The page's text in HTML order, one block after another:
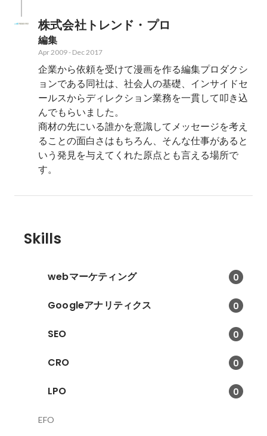
株式会社トレンド・プロ
編集
Apr 2009- Dec 2017
企業から依頼を受けて漫画を作る編集プロダクシ
ョンである同社は、社会人の基礎、インサイドセ
ールスからディレクション業務を一貫して叩き込
んでもらいました。
商材の先にいる誰かを意識してメッセージを考え
ることの面白さはもちろん、そんな仕事があると
いう発見を与えてくれた原点とも言える場所で
す。
Skills
webマーケティング 0
Googleアナリティクス 0
SEO 0
CRO 0
LPO 0
EFO